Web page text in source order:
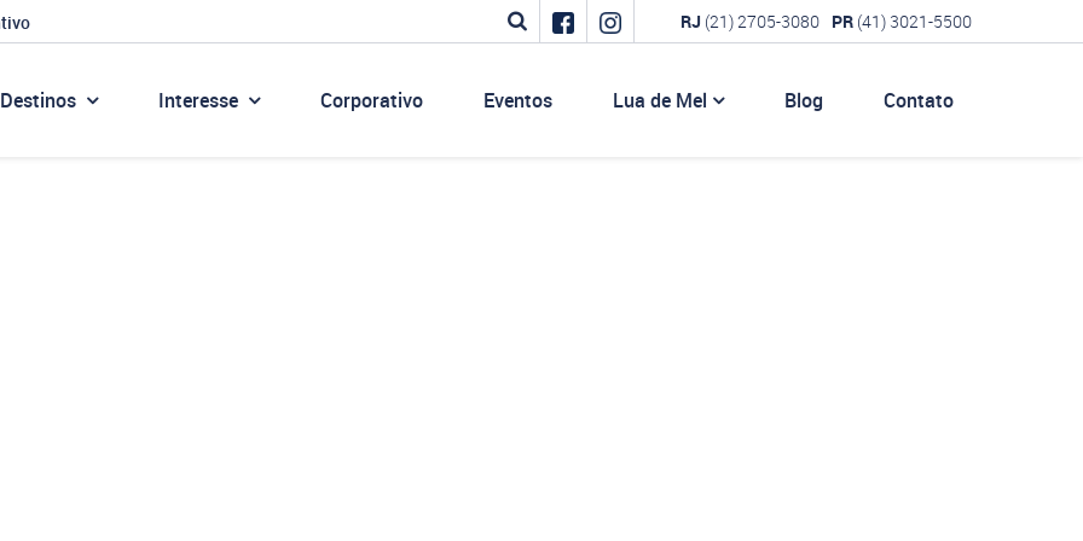
RJ (21) 2705-3080 PR (41) 3021-5500
Destinos Interesse Corporativo Eventos Lua de Mel Blog Contato